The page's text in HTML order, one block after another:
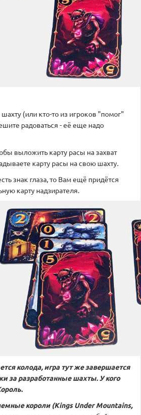
(или кто-то из игроков "помог"
радоваться - её еще надо
выложить карту расы на захват
карту расы на свою шахту.
знак глаза, то Вам ещё придётся
карту надзирателя.
колода, игра тут же завершается
за разработанные шахты. У кого
короли (Kings Under Mountains,